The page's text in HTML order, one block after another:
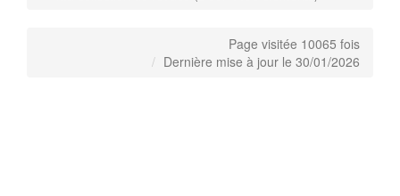
Page visitée 10065 fois
Dernière mise à jour le 30/01/2026